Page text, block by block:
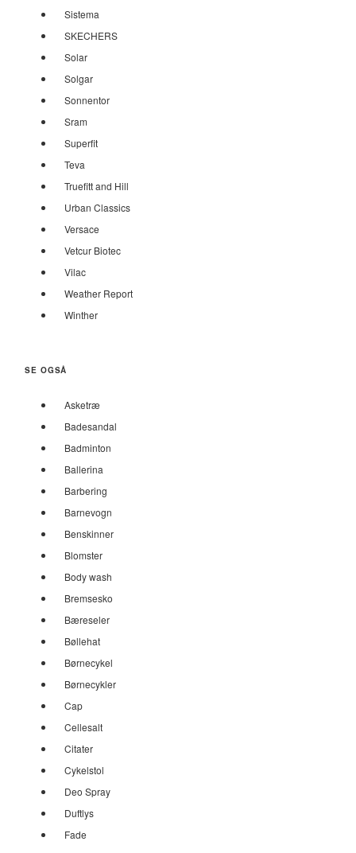
Sistema
SKECHERS
Solar
Solgar
Sonnentor
Sram
Superfit
Teva
Truefitt and Hill
Urban Classics
Versace
Vetcur Biotec
Vilac
Weather Report
Winther
SE OGSÅ
Asketræ
Badesandal
Badminton
Ballerina
Barbering
Barnevogn
Benskinner
Blomster
Body wash
Bremsesko
Bæreseler
Bøllehat
Børnecykel
Børnecykler
Cap
Cellesalt
Citater
Cykelstol
Deo Spray
Duftlys
Fade